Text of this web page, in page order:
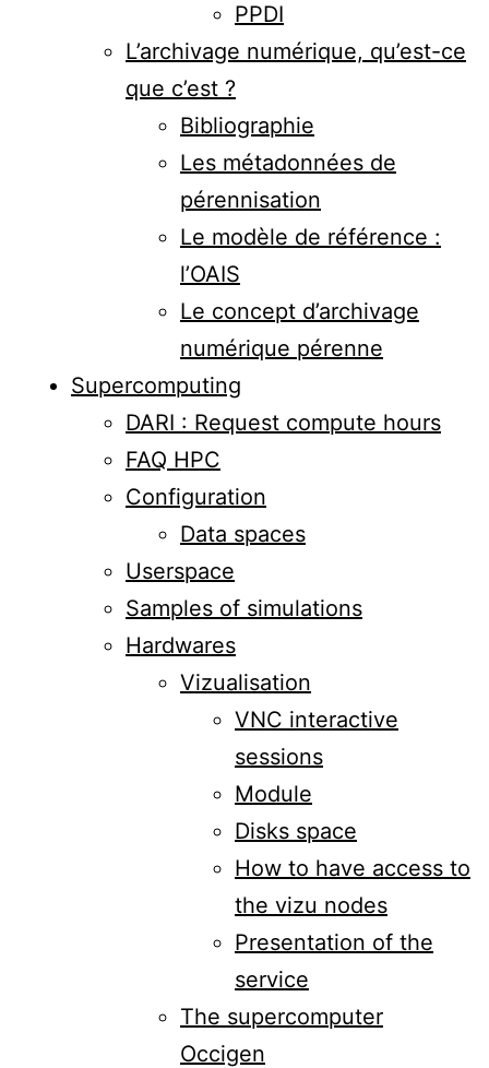
PPDI
L’archivage numérique, qu’est-ce
que c’est ?
Bibliographie
Les métadonnées de
pérennisation
Le modèle de référence :
l’OAIS
Le concept d’archivage
numérique pérenne
Supercomputing
DARI : Request compute hours
FAQ HPC
Configuration
Data spaces
Userspace
Samples of simulations
Hardwares
Vizualisation
VNC interactive
sessions
Module
Disks space
How to have access to
the vizu nodes
Presentation of the
service
The supercomputer
Occigen